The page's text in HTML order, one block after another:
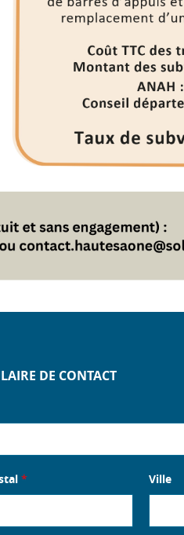
DE CONTACT
* Ville